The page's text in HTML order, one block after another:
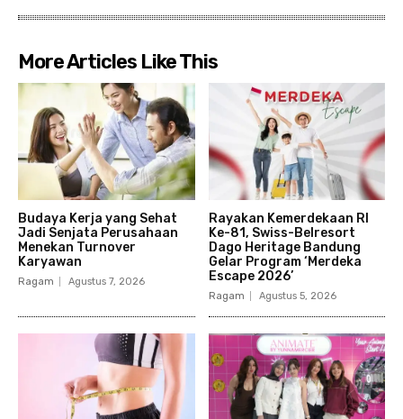
More Articles Like This
Budaya Kerja yang Sehat
Jadi Senjata Perusahaan
Menekan Turnover
Karyawan
Ragam Agustus 7, 2026
Rayakan Kemerdekaan RI
Ke-81, Swiss-Belresort
Dago Heritage Bandung
Gelar Program ‘Merdeka
Escape 2026’
Ragam Agustus 5, 2026